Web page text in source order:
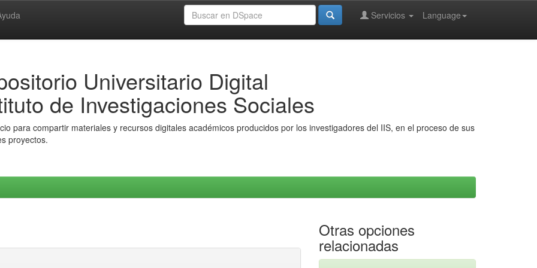
Language
Servicios
Universitario Digital
de Investigaciones Sociales
para compartir materiales y recursos digitales académicos producidos por los investigadores del IIS, en el proceso de sus
proyectos.
Otras opciones
relacionadas